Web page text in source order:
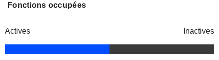
Fonctions occupées
Actives Inactives